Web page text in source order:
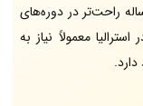
در کانادا، دانشجویان با مدرک لیسانس 4 ساله راحت‌تر در دوره‌های
معمولاً نیاز به